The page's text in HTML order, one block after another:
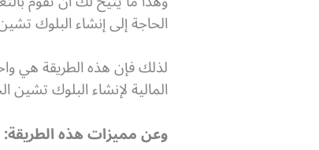
الحاجة إلى إنشاء البلوك
لذلك فإن هذه الطريقة هي
المالية لإنشاء البلوك تشين
وعن مميزات هذه الطريقة: